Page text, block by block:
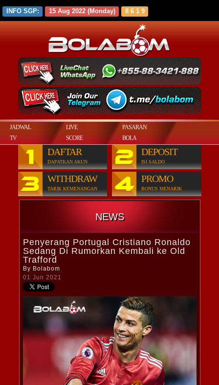
INFO SGP: 15 Aug 2022 (Monday) 8 6 1 9
JADWAL
TV
LIVE
SCORE
PASARAN
BOLA
ONLINE
1 DAFTAR
DAPATKAN AKUN 2 DEPOSIT
ISI SALDO
3 WITHDRAW
TARIK KEMENANGAN 4 PROMO
BONUS MENARIK
NEWS
Penyerang Portugal Cristiano Ronaldo
Sedang Di Rumorkan Kembali ke Old
Trafford
By Bolabom
01 Jun 2021